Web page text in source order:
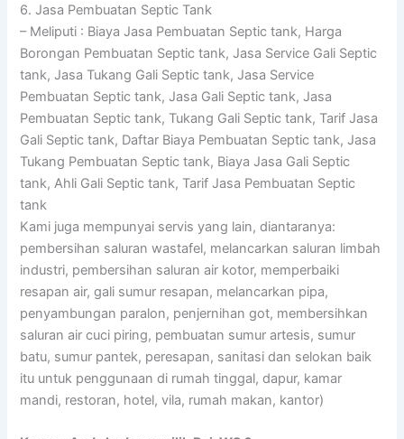
6. Jasa Pembuatan Septic Tank
– Meliputi : Biaya Jasa Pembuatan Septic tank, Harga
Borongan Pembuatan Septic tank, Jasa Service Gali Septic
tank, Jasa Tukang Gali Septic tank, Jasa Service
Pembuatan Septic tank, Jasa Gali Septic tank, Jasa
Pembuatan Septic tank, Tukang Gali Septic tank, Tarif Jasa
Gali Septic tank, Daftar Biaya Pembuatan Septic tank, Jasa
Tukang Pembuatan Septic tank, Biaya Jasa Gali Septic
tank, Ahli Gali Septic tank, Tarif Jasa Pembuatan Septic
tank
Kami juga mempunyai servis yang lain, diantaranya:
pembersihan saluran wastafel, melancarkan saluran limbah
industri, pembersihan saluran air kotor, memperbaiki
resapan air, gali sumur resapan, melancarkan pipa,
penyambungan paralon, penjernihan got, membersihkan
saluran air cuci piring, pembuatan sumur artesis, sumur
batu, sumur pantek, peresapan, sanitasi dan selokan baik
itu untuk penggunaan di rumah tinggal, dapur, kamar
mandi, restoran, hotel, vila, rumah makan, kantor)